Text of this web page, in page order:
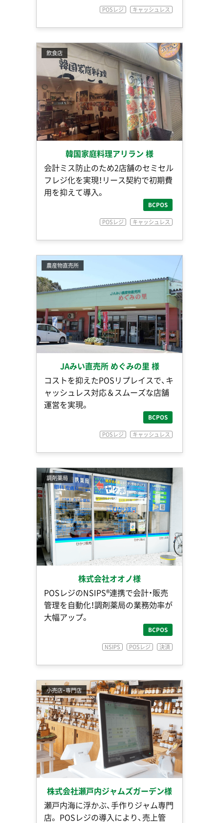
POSレジ キャッシュレス
飲食店
韓国家庭料理アリラン 様
会計ミス防止のため2店舗のセミセル
フレジ化を実現！リース契約で初期費
用を抑えて導入。
BCPOS
POSレジ キャッシュレス
農産物直売所
JAみい直売所 めぐみの里 様
コストを抑えたPOSリプレイスで、キ
ャッシュレス対応＆スムーズな店舗
運営を実現。
BCPOS
POSレジ キャッシュレス
調剤薬局
株式会社オオノ様
POSレジのNSIPS®連携で会計・販売
管理を自動化！調剤薬局の業務効率が
大幅アップ。
BCPOS
NSIPS POSレジ 決済
小売店・専門店
株式会社瀬戸内ジャムズガーデン様
瀬戸内海に浮かぶ、手作りジャム専門
店。 POSレジの導入により、売上管